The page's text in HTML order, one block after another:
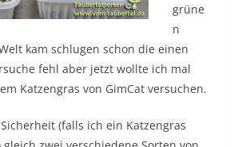
grüne
n
kam schlugen schon die einen
fehl aber jetzt wollte ich mal
Katzengras von GimCat versuchen.
(falls ich ein Katzengras